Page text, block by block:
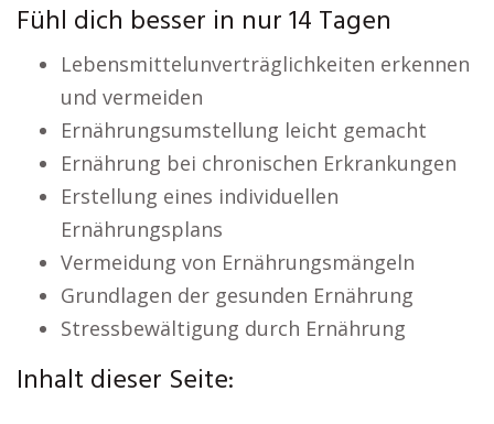
Fühl dich besser in nur 14 Tagen
Lebensmittelunverträglichkeiten erkennen
und vermeiden
Ernährungsumstellung leicht gemacht
Ernährung bei chronischen Erkrankungen
Erstellung eines individuellen
Ernährungsplans
Vermeidung von Ernährungsmängeln
Grundlagen der gesunden Ernährung
Stressbewältigung durch Ernährung
Inhalt dieser Seite: